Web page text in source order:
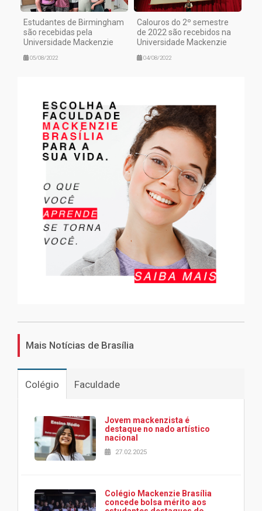
Estudantes de Birmingham
são recebidas pela
Universidade Mackenzie
05/08/2022
Calouros do 2º semestre
de 2022 são recebidos na
Universidade Mackenzie
04/08/2022
Mais Notícias de Brasília
Colégio Faculdade
Jovem mackenzista é
destaque no nado artístico
nacional
27.02.2025
Colégio Mackenzie Brasília
concede bolsa mérito aos